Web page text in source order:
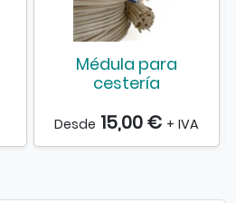
Médula para
cestería
Desde 15,00 € + IVA